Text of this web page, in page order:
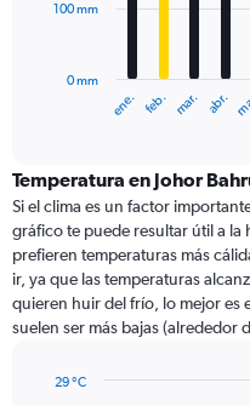
The
categories.
Range:
12
categories.
chart
has
1
axis
ene. feb. mar. abr.
0 mm
100 mm
Temperatura en Johor
Si el clima es un factor
gráfico te puede resultar útil a la
prefieren temperaturas más
ir, ya que las temperaturas
quieren huir del frío, lo mejor es
suelen ser más bajas (alrededor
29 °C